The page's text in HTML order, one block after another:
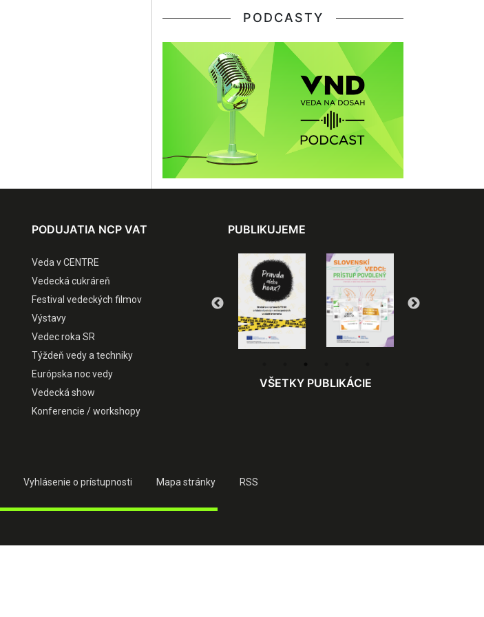
PODCASTY
PODUJATIA NCP VAT
Veda v CENTRE
Vedecká cukráreň
Festival vedeckých filmov
Výstavy
Vedec roka SR
Týždeň vedy a techniky
Európska noc vedy
Vedecká show
Konferencie / workshopy
PUBLIKUJEME
VŠETKY PUBLIKÁCIE
Vyhlásenie o prístupnosti Mapa stránky RSS